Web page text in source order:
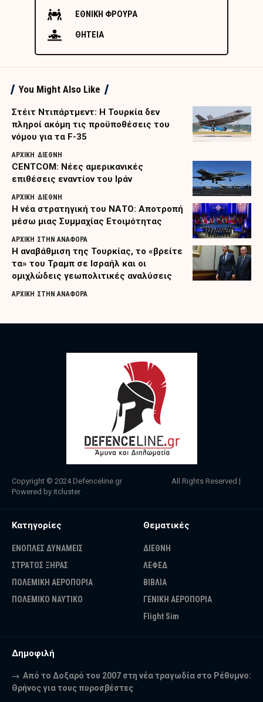
ΕΘΝΙΚΗ ΦΡΟΥΡΑ
ΘΗΤΕΙΑ
You Might Also Like
Στέιτ Ντιπάρτμεντ: Η Τουρκία δεν
πληροί ακόμη τις προϋποθέσεις του
νόμου για τα F-35
ΑΡΧΙΚΗ ΔΙΕΘΝΗ
CENTCOM: Νέες αμερικανικές
επιθέσεις εναντίον του Ιράν
ΑΡΧΙΚΗ ΔΙΕΘΝΗ
Η νέα στρατηγική του ΝΑΤΟ: Αποτροπή
μέσω μιας Συμμαχίας Ετοιμότητας
ΑΡΧΙΚΗ ΣΤΗΝ ΑΝΑΦΟΡΑ
Η αναβάθμιση της Τουρκίας, το «βρείτε
τα» του Τραμπ σε Ισραήλ και οι
ομιχλώδεις γεωπολιτικές αναλύσεις
ΑΡΧΙΚΗ ΣΤΗΝ ΑΝΑΦΟΡΑ
Copyright © 2024 Defenceline.gr All Rights Reserved |
Powered by itcluster
Κατηγορίες
ΕΝΟΠΛΕΣ ΔΥΝΑΜΕΙΣ
ΣΤΡΑΤΟΣ ΞΗΡΑΣ
ΠΟΛΕΜΙΚΗ ΑΕΡΟΠΟΡΙΑ
ΠΟΛΕΜΙΚΟ ΝΑΥΤΙΚΟ
Θεματικές
ΔΙΕΘΝΗ
ΛΕΦΕΔ
ΒΙΒΛΙΑ
ΓΕΝΙΚΗ ΑΕΡΟΠΟΡΙΑ
Flight Sim
Δημοφιλή
Από το Δοξαρό του 2007 στη νέα τραγωδία στο Ρέθυμνο:
Θρήνος για τους πυροσβέστες